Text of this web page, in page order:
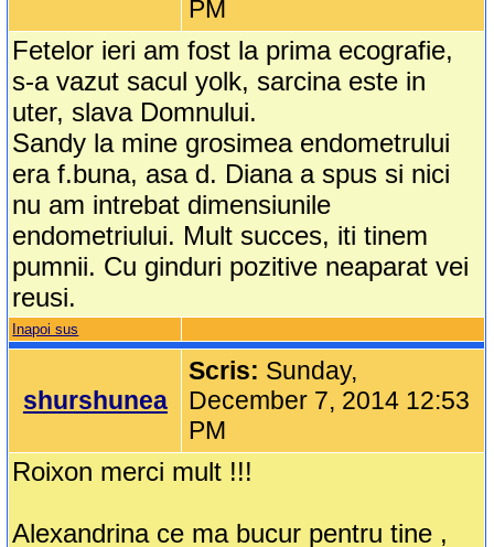
PM
Fetelor ieri am fost la prima ecografie,
s-a vazut sacul yolk, sarcina este in
uter, slava Domnului.
Sandy la mine grosimea endometrului
era f.buna, asa d. Diana a spus si nici
nu am intrebat dimensiunile
endometriului. Mult succes, iti tinem
pumnii. Cu ginduri pozitive neaparat vei
reusi.
Inapoi sus
shurshunea
Scris: Sunday,
December 7, 2014 12:53
PM
Roixon merci mult !!!
Alexandrina ce ma bucur pentru tine ,